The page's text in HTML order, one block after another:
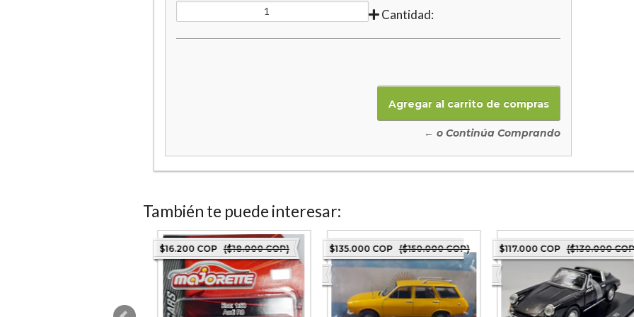
Cantidad:
← o Continúa Comprando
También te puede interesar:
$16.200 COP ($18.000 COP) $135.000 COP ($150.000 COP) $117.000 COP ($130.000